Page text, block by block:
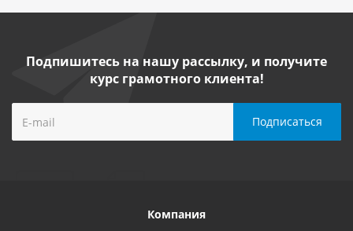
Подпишитесь на нашу рассылку, и получите
курс грамотного клиента!
Компания